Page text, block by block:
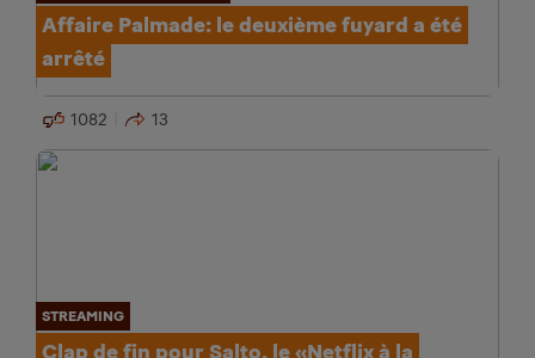
Affaire Palmade: le deuxième fuyard a été
arrêté
1082 13
STREAMING
Clap de fin pour Salto, le «Netflix à la